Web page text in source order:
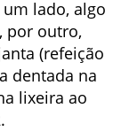
lado, algo
por outro,
(refeição
dentada na
lixeira ao